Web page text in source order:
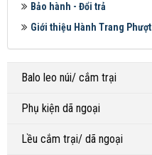
Bảo hành - Đổi trả
Giới thiệu Hành Trang Phượt
Balo leo núi/ cắm trại
Phụ kiện dã ngoại
Lều cắm trại/ dã ngoại